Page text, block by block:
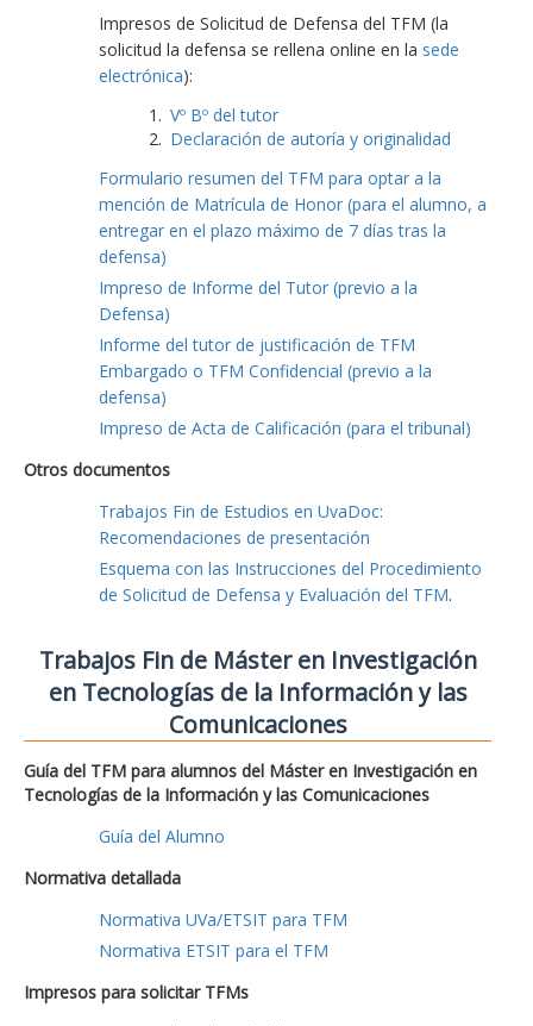
Impresos de Solicitud de Defensa del TFM (la
solicitud la defensa se rellena online en la sede
electrónica):
Vº Bº del tutor
Declaración de autoría y originalidad
Formulario resumen del TFM para optar a la
mención de Matrícula de Honor (para el alumno, a
entregar en el plazo máximo de 7 días tras la
defensa)
Impreso de Informe del Tutor (previo a la
Defensa)
Informe del tutor de justificación de TFM
Embargado o TFM Confidencial (previo a la
defensa)
Impreso de Acta de Calificación (para el tribunal)
Otros documentos
Trabajos Fin de Estudios en UvaDoc:
Recomendaciones de presentación
Esquema con las Instrucciones del Procedimiento
de Solicitud de Defensa y Evaluación del TFM.
Trabajos Fin de Máster en Investigación
en Tecnologías de la Información y las
Comunicaciones
Guía del TFM para alumnos del Máster en Investigación en
Tecnologías de la Información y las Comunicaciones
Guía del Alumno
Normativa detallada
Normativa UVa/ETSIT para TFM
Normativa ETSIT para el TFM
Impresos para solicitar TFMs